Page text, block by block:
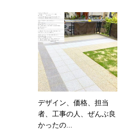
デザイン、価格、担当
者、工事の人、ぜんぶ良
かったの...